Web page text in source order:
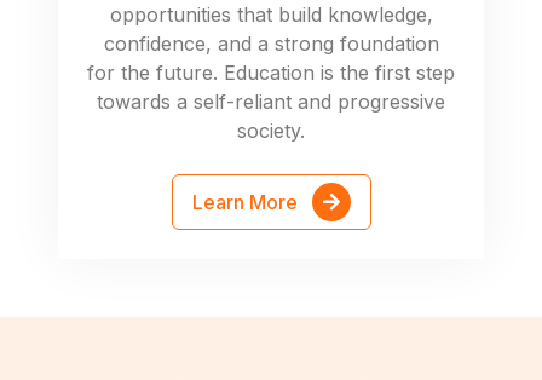
opportunities that build knowledge,
confidence, and a strong foundation
for the future. Education is the first step
towards a self-reliant and progressive
society.
Learn More